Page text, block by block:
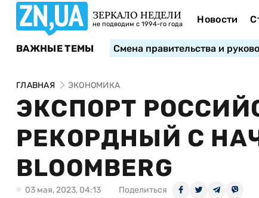
ЗЕРКАЛО НЕДЕЛИ
не подводим с 1994-го года Новости
ВАЖНЫЕ ТЕМЫ Смена правительства и
ГЛАВНАЯ ЭКОНОМИКА
ЭКСПОРТ
РЕКОРДНЫЙ С
BLOOMBERG
03 мая, 2023, 04:13 Поделиться